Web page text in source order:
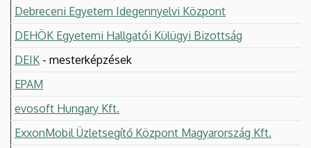
Debreceni Egyetem Idegennyelvi Központ
DEHÖK Egyetemi Hallgatói Külügyi Bizottság
DEIK - mesterképzések
EPAM
evosoft Hungary Kft.
ExxonMobil Üzletsegítő Központ Magyarország Kft.